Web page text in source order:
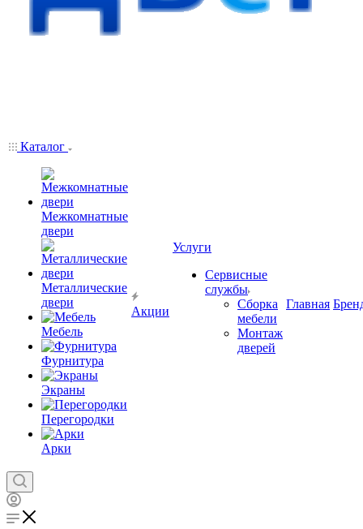
Каталог
Межкомнатные
двери
Металлические
двери
Мебель
Фурнитура
Экраны
Перегородки
Арки
Акции
Услуги
Сервисные
службы
Сборка
мебели
Монтаж
дверей
Главная